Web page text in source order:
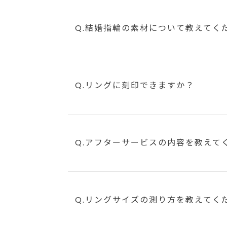
Q.結婚指輪の素材について教えてく
Q.リングに刻印できますか？
Q.アフターサービスの内容を教えて
Q.リングサイズの測り方を教えてく